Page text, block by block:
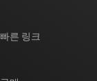
빠른 링크